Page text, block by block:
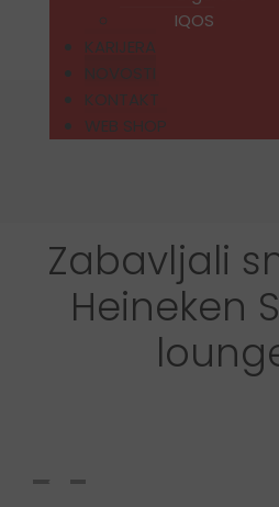
IQOS
KARIJERA
NOVOSTI
KONTAKT
WEB SHOP
Zabavljali
Heineken